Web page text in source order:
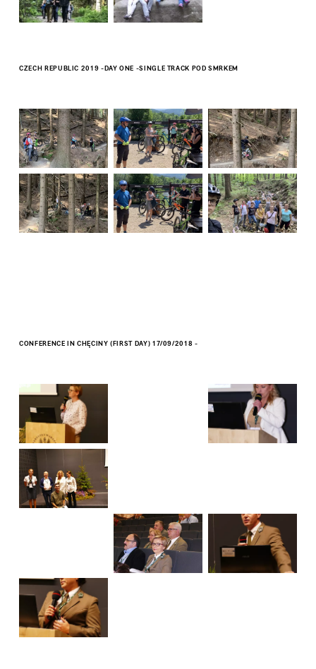
CZECH REPUBLIC 2019 -DAY ONE -SINGLE TRACK POD SMRKEM
CONFERENCE IN CHĘCINY (FIRST DAY) 17/09/2018 -